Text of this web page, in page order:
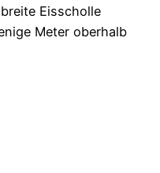
Eisscholle
Meter oberhalb